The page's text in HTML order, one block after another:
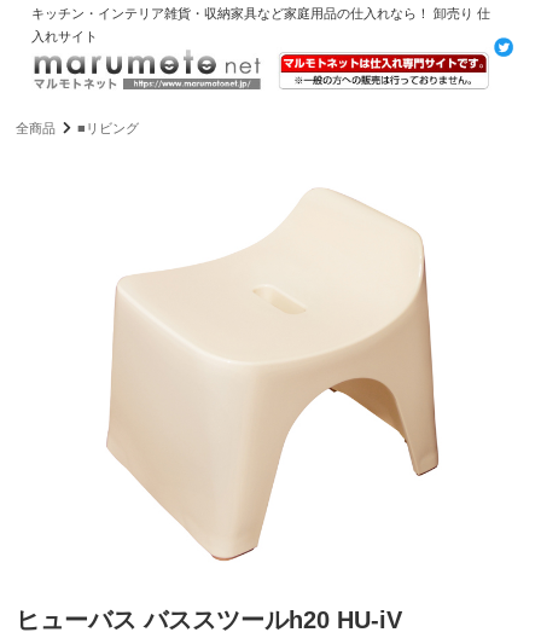
キッチン・インテリア雑貨・収納家具など家庭用品の仕入れなら！ 卸売り 仕
入れサイト
全商品 ■リビング
ヒューバス バススツールh20 HU-iV